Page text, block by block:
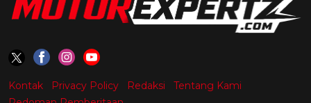
Kontak Privacy Policy Redaksi
Tentang Kami